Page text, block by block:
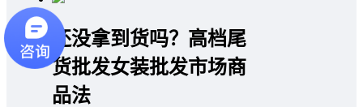
还没拿到货吗？高档尾
货批发女装批发市场商
品法